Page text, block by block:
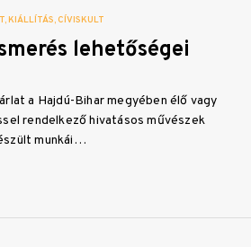
KIÁLLÍTÁS CÍVISKULT
lehetőségei
a Hajdú-Bihar megyében élő vagy
rendelkező hivatásos művészek
munkái…